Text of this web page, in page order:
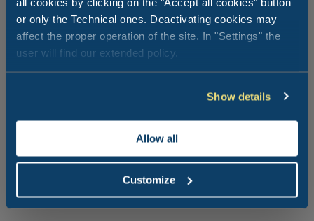
or only the Technical ones. Deactivating cookies may
affect the proper operation of the site. In "Settings" the
user will find our extended policy.
Show details
Allow all
Customize
Strand Lido di Caldonazzo
Knapp 5 Autominuten von unserem Village entfernt,
finden Sie den Lido di Caldonazzo, einen Sandstrand mit
Meer-Effekt mit Liegestühlen und Sonnenschirmen zum
Mieten sowie einem Snackbar/Restaurant-Service, der
sich lohnt. Wenn Ihnen bestens ausgestattete Strände im
Riviera-Stil gefallen, ist das hier der richtige Platz für Sie.